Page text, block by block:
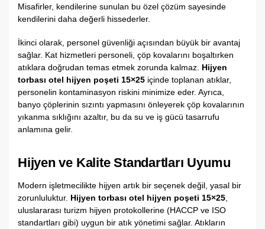
Misafirler, kendilerine sunulan bu özel çözüm sayesinde
kendilerini daha değerli hissederler.
İkinci olarak, personel güvenliği açısından büyük bir avantaj
sağlar. Kat hizmetleri personeli, çöp kovalarını boşaltırken
atıklara doğrudan temas etmek zorunda kalmaz. Hijyen
torbası otel hijyen poşeti 15×25 içinde toplanan atıklar,
personelin kontaminasyon riskini minimize eder. Ayrıca,
banyo çöplerinin sızıntı yapmasını önleyerek çöp kovalarının
yıkanma sıklığını azaltır, bu da su ve iş gücü tasarrufu
anlamına gelir.
Hijyen ve Kalite Standartları Uyumu
Modern işletmecilikte hijyen artık bir seçenek değil, yasal bir
zorunluluktur. Hijyen torbası otel hijyen poşeti 15×25
uluslararası turizm hijyen protokollerine (HACCP ve ISO
standartları gibi) uygun bir atık yönetimi sağlar. Atıkların